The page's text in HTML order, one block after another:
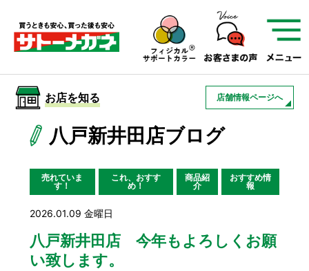
サトーメガネを知る
サトーメガネについて
01 サトーメガネの遠近
検査・フィッティング
03 アフターサービス
お店を知る
サービスを知る
遠近両用
お店を知る 店舗情報ページへ
八戸新井田店ブログ
売れていま
す！
これ、おすす
め！
商品紹
介
おすすめ情
報
2026.01.09 金曜日
八戸新井田店 今年もよろしくお願
い致します。